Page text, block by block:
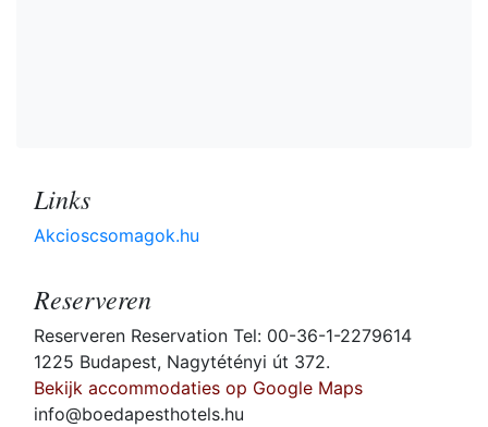
Links
Akcioscsomagok.hu
Reserveren
Reserveren Reservation Tel: 00-36-1-2279614
1225 Budapest, Nagytétényi út 372.
Bekijk accommodaties op Google Maps
info@boedapesthotels.hu